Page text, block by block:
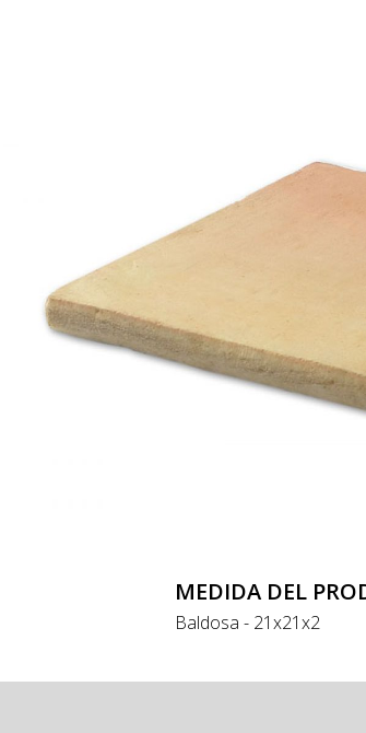
MEDIDA DEL
Baldosa - 21x21x2